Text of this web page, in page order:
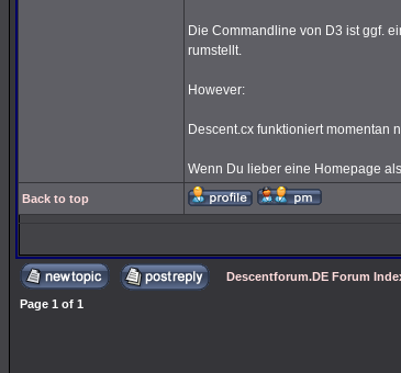
Die Commandline von D3 ist ggf.
rumstellt.
However:
Descent.cx funktioniert momentan
Wenn Du lieber eine Homepage
Back to top
Descentforum.DE Forum
Page 1 of 1